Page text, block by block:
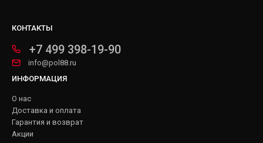
КОНТАКТЫ
+7 499 398-19-90
info@pol88.ru
ИНФОРМАЦИЯ
О нас
Доставка и оплата
Гарантия и возврат
Акции